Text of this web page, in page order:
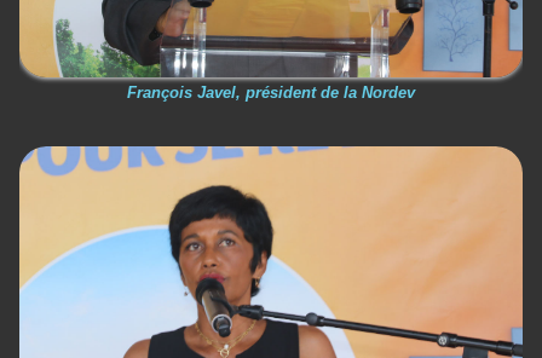
François Javel, président de la Nordev